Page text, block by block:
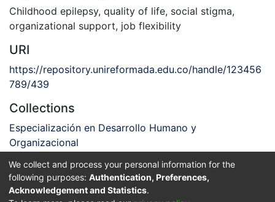
Childhood epilepsy, quality of life, social stigma,
organizational support, job flexibility
URI
https://repository.unireformada.edu.co/handle/123456
789/439
Collections
Especialización en Desarrollo Humano y
Organizacional
Full item page
We collect and process your personal information for the
following purposes: Authentication, Preferences,
Acknowledgement and Statistics.